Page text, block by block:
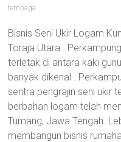
tembaga
Bisnis Seni Ukir Logam
Toraja Utara .
terletak di antara kaki
banyak dikenal .
sentra pengrajin seni ukir
berbahan logam telah
Tumang, Jawa Tengah.
membangun bisnis